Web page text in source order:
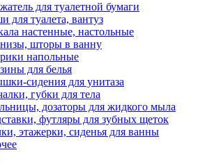
для туалетной бумаги
для туалета, вантуз
настенные, настольные
шторы в ванну
напольные
для белья
сидения для унитаза
губки для тела
дозаторы для жидкого мыла
футляры для зубных щеток
этажерки, сиденья для ванны